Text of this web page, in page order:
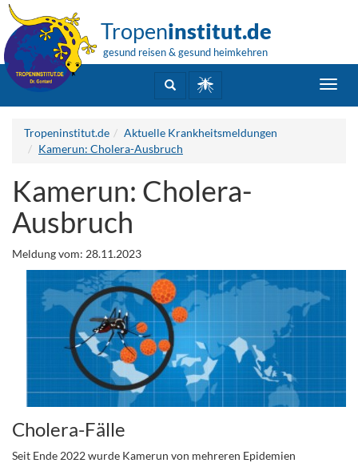
Tropeninstitut.de
gesund reisen & gesund heimkehren
Tropeninstitut.de
Aktuelle Krankheitsmeldungen
Kamerun: Cholera-Ausbruch
Kamerun: Cholera-
Ausbruch
Meldung vom: 28.11.2023
Cholera-Fälle
Seit Ende 2022 wurde Kamerun von mehreren Epidemien